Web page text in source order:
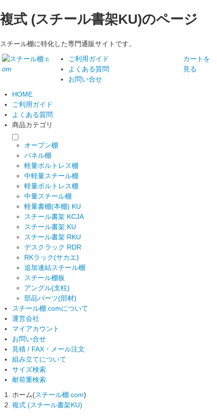
複式 (スチール書架KU)のページ
スチール棚に特化した専門通販サイトです。
ご利用ガイド
よくある質問
お問い合せ
カートを
見る
HOME
ご利用ガイド
よくある質問
商品カテゴリ
オープン棚
パネル棚
軽量ボルトレス棚
中軽量スチール棚
軽量ボルトレス棚
中量スチール棚
軽量書棚(本棚) KU
スチール書架 KCJA
スチール書架 KU
スチール書架 RKU
デスクラック RDR
RKラック(サカエ)
追加連結スチール棚
スチール棚板
アングル(支柱)
部品パーツ(部材)
スチール棚.comについて
運営会社
マイアカウント
お問い合せ
見積 / FAX・メール注文
組み立てについて
サイズ検索
耐荷重検索
ホーム(スチール棚.com)
複式 (スチール書架KU)